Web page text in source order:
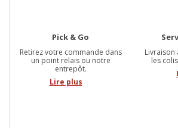
Pick & Go
Retirez votre commande dans
un point relais ou notre
entrepôt.
Lire plus
les